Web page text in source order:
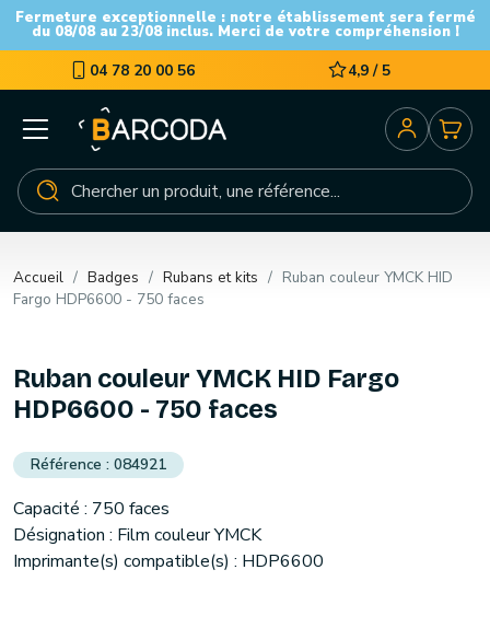
Fermeture exceptionnelle : notre établissement sera fermé
du 08/08 au 23/08 inclus. Merci de votre compréhension !
04 78 20 00 56 4,9 / 5
Accueil Badges Rubans et kits
Ruban couleur YMCK HID
Fargo HDP6600 - 750 faces
Ruban couleur YMCK HID Fargo
HDP6600 - 750 faces
084921
Capacité : 750 faces
Désignation : Film couleur YMCK
Imprimante(s) compatible(s) : HDP6600